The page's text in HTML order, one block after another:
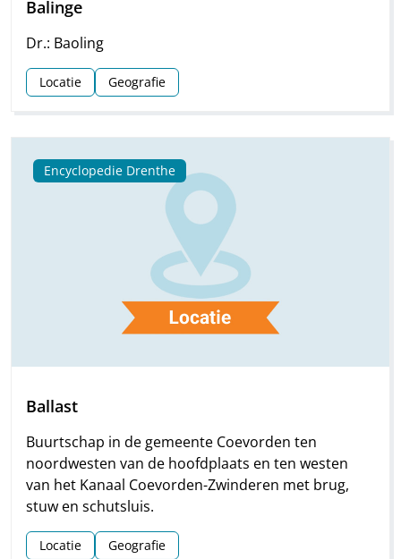
Balinge
Dr.: Baoling
Locatie Geografie
Encyclopedie Drenthe
Ballast
Buurtschap in de gemeente Coevorden ten
noordwesten van de hoofdplaats en ten westen
van het Kanaal Coevorden-Zwinderen met brug,
stuw en schutsluis.
Locatie Geografie